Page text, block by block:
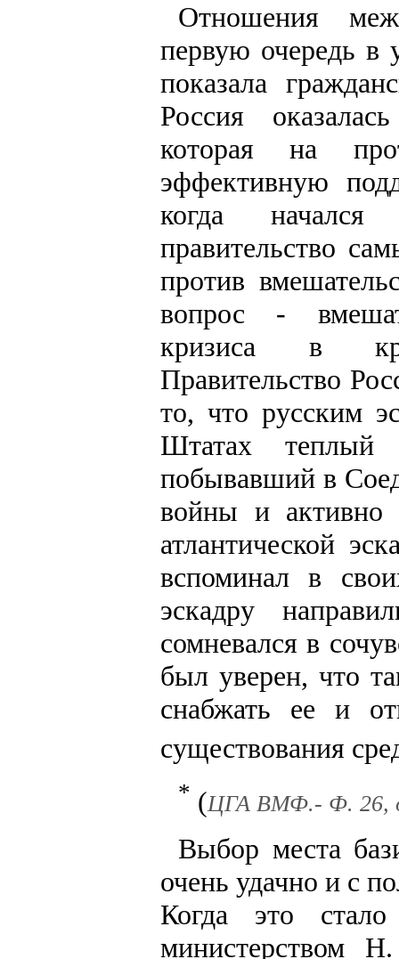
Отношения
первую очередь в
показала
Россия
которая на
эффективную
когда начался
правительство
против
вопрос -
кризиса в
Правительство
то, что русским
Штатах теплый
побывавший в
войны и активно
атлантической
вспоминал в
эскадру
сомневался в
был уверен, что
снабжать ее и
существования
* (ЦГА ВМФ.- Ф. 26,
Выбор места
очень удачно и с
Когда это
министерством